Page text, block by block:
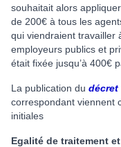
souhaitait alors
de 200€ à tous les
qui viendraient travailler
employeurs publics et
était fixée jusqu’à 400€
La publication du décret
correspondant viennent
initiales
Egalité de traitement